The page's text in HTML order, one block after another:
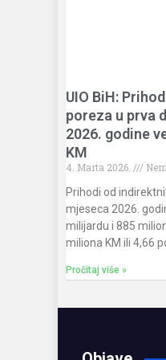
UIO BiH:
poreza u prva
2026. godine
KM
4. Marta 2026.
Prihodi od
mjeseca 2026.
milijardu i 885
miliona KM ili 4,66
Pročitaj više »